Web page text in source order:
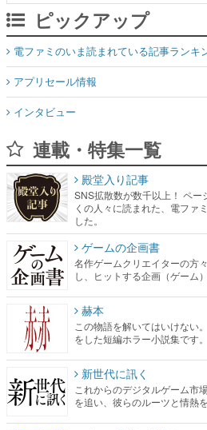
ピックアップ
電ファミのいま読まれている記事ランキ
アプリセール情報
インタビュー
連載・特集一覧
殿堂入り記事
SNS拡散数が数千以上！ ペー
くの人々に読まれた、電ファ
した。
ゲームの企画書
名作ゲームクリエイターの方
し、ヒットする企画（ゲーム
赫本
この物語を解いてはいけない
をした短編ホラー小説集です。
新世代に訊く
これからのデジタルゲーム市
を追い、彼らのルーツと情熱